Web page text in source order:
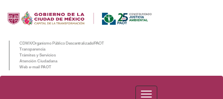
CDMX/Organismo Público Descentralizado/PAOT
Transparencia
Trámites y Servicios
Atención Ciudadana
Web e-mail PAOT
PAOT